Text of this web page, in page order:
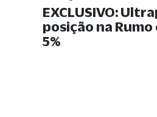
EXCLUSIVO:
posição na
5%